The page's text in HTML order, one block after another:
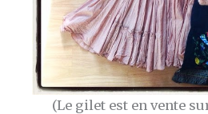
(Le gilet est en vente